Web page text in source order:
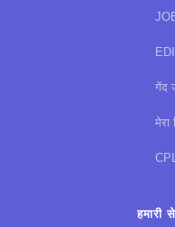
गेंद
मेरा
हमारी